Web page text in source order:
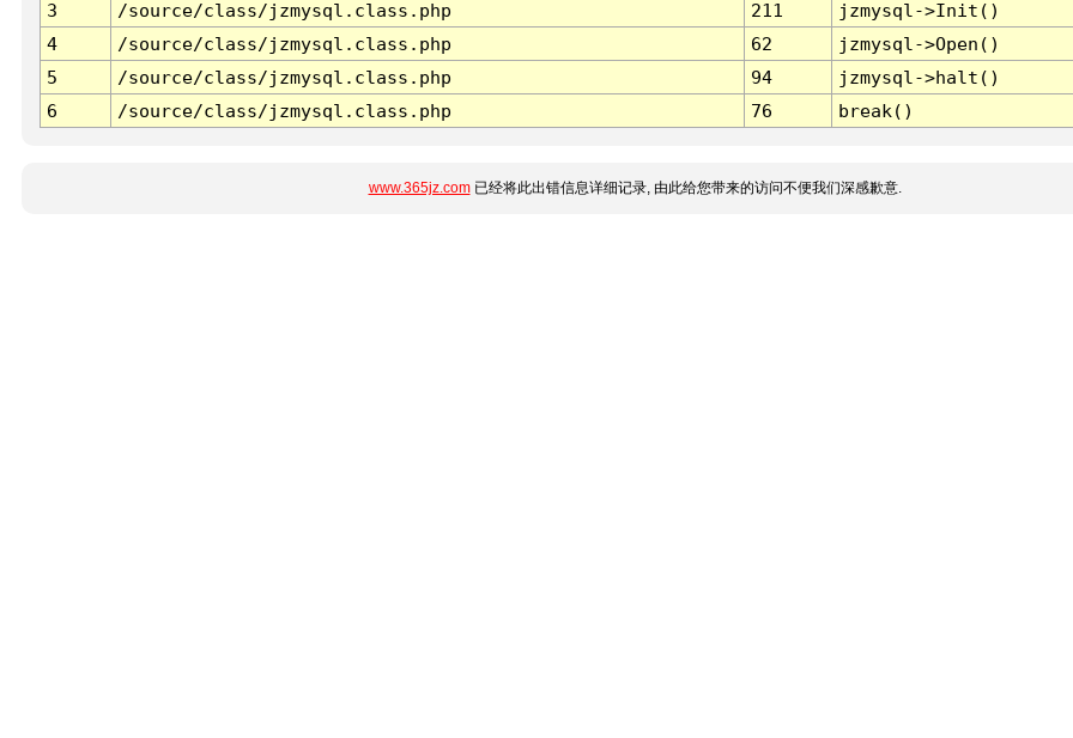
3
/source/class/jzmysql.class.php 211
jzmysql->Init()
4
/source/class/jzmysql.class.php 62
jzmysql->Open()
5
/source/class/jzmysql.class.php 94
jzmysql->halt()
6
/source/class/jzmysql.class.php 76 break()
www.365jz.com已经将此出错信息详细记录, 由此给您带来的访问不便我们深感歉意.